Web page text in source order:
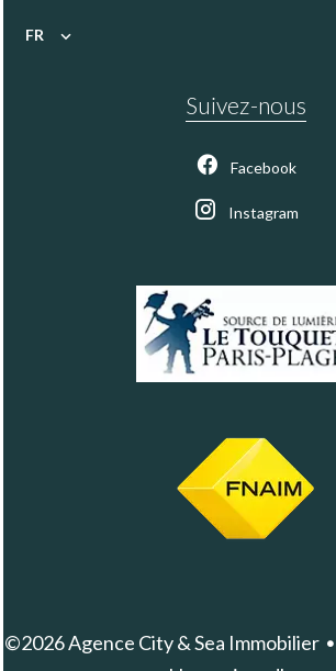
FR
Suivez-nous
Facebook
Instagram
©2026 Agence City & Sea Immobilier